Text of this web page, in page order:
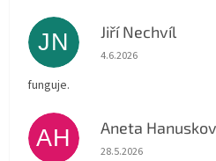
JN Jiří Nechvíl
Hodnocení obchodu
4.6.2026
funguje.
AH Aneta
Hodnocení obchodu
28.5.2026